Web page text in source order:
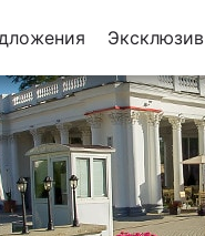
Эксклюзив